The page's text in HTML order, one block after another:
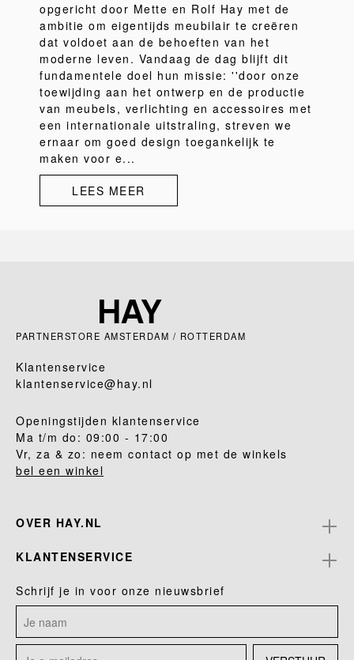
opgericht door Mette en Rolf Hay met de
ambitie om eigentijds meubilair te creëren
dat voldoet aan de behoeften van het
moderne leven. Vandaag de dag blijft dit
fundamentele doel hun missie: ''door onze
toewijding aan het ontwerp en de productie
van meubels, verlichting en accessoires met
een internationale uitstraling, streven we
ernaar om goed design toegankelijk te
maken voor e...
LEES MEER
PARTNERSTORE AMSTERDAM / ROTTERDAM
Klantenservice
klantenservice@hay.nl
Openingstijden klantenservice
Ma t/m do: 09:00 - 17:00
Vr, za & zo: neem contact op met de winkels
bel een winkel
OVER HAY.NL
KLANTENSERVICE
Schrijf je in voor onze nieuwsbrief